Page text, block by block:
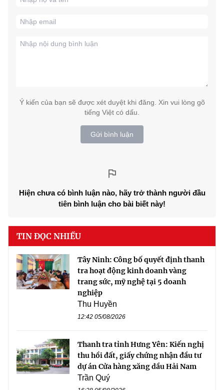
Ý kiến của bạn sẽ được xét duyệt khi đăng. Xin vui lòng gõ
tiếng Việt có dấu.
Gửi bình luận
Hiện chưa có bình luận nào, hãy trở thành người đầu
tiên bình luận cho bài biết này!
TIN ĐỌC NHIỀU
Tây Ninh: Công bố quyết định thanh
tra hoạt động kinh doanh vàng
trang sức, mỹ nghệ tại 5 doanh
nghiệp
Thu Huyền
12:42 05/08/2026
Thanh tra tỉnh Hưng Yên: Kiến nghị
thu hồi đất, giấy chứng nhận đầu tư
dự án Cửa hàng xăng dầu Hải Nam
Trần Quý